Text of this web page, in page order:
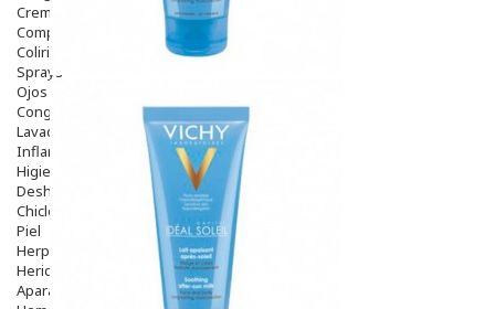
Cremas
Comprimidos
Colirios
Sprays
Ojos Y Oidos
Congestión
Lavado Ojos
Inflamación Del Oido (otitis)
Higiene Oido
Deshabituación Tabaquismo
Chicles
Piel
Herpes Y Hongos
Heridas Y úlceras
Aparato Genital